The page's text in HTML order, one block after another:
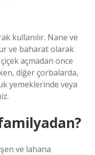
kullanılır. Nane ve
ve baharat olarak
açmadan önce
diğer çorbalarda,
yemeklerinde veya
ve lahana